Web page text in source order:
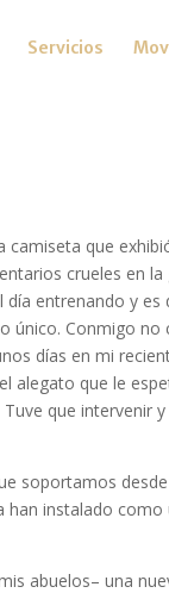
Servicios
que
crueles en
entrenando y
único. Conmigo no
días en mi
alegato que le
que intervenir
soportamos
instalado
abuelos– una